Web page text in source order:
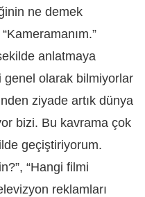
ne demek
anlatmaya
genel olarak bilmiyorlar
ziyade artık dünya
bizi. Bu kavrama çok
geçiştiriyorum.
“Hangi filmi
reklamları